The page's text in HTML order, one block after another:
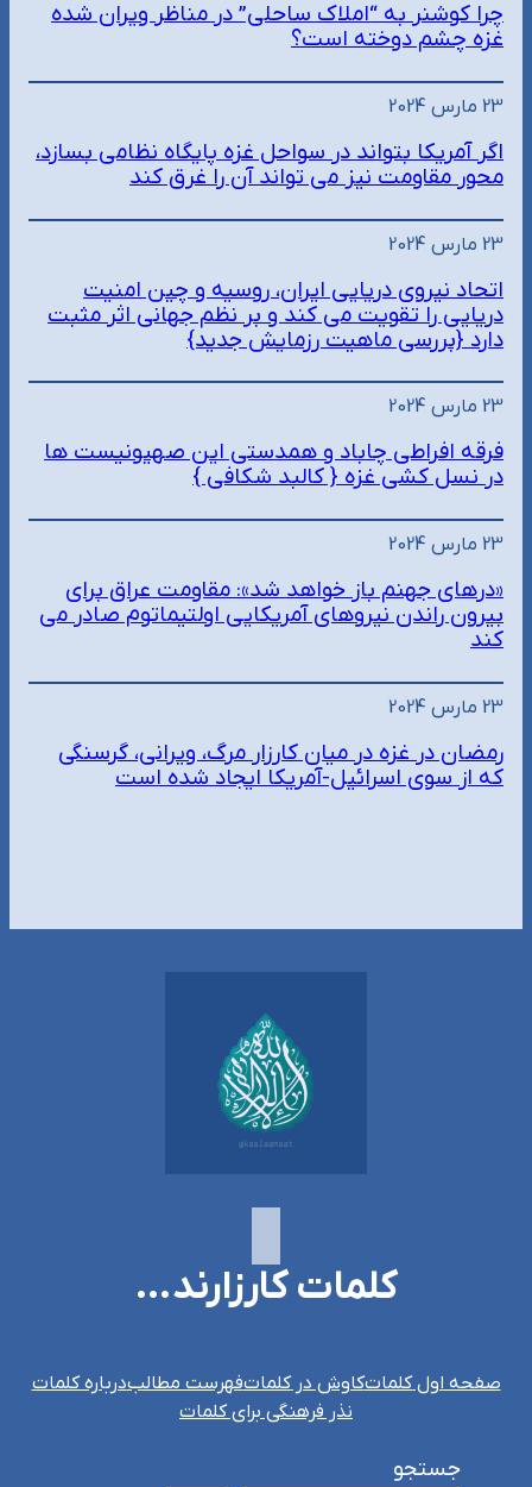
چرا کوشنر به “املاک ساحلی” در مناظر ویران شده
غزه چشم دوخته است؟
23 مارس 2024
اگر آمریکا بتواند در سواحل غزه پایگاه نظامی بسازد،
محور مقاومت نیز می تواند آن را غرق کند
23 مارس 2024
اتحاد نیروی دریایی ایران، روسیه و چین امنیت
دریایی را تقویت می کند و بر نظم جهانی اثر مثبت
دارد {بررسی ماهیت رزمایش جدید}
23 مارس 2024
فرقه افراطی چاباد و همدستی این صهیونیست ها
در نسل کشی غزه { کالبد شکافی }
23 مارس 2024
«درهای جهنم باز خواهد شد»: مقاومت عراق برای
بیرون راندن نیروهای آمریکایی اولتیماتوم صادر می
کند
23 مارس 2024
رمضان در غزه در میان کارزار مرگ، ویرانی، گرسنگی
که از سوی اسرائیل-آمریکا ایجاد شده است
کلمات کارزارند…
صفحه اول کلماتکاوش در کلماتفهرست مطالبدرباره کلمات
نذر فرهنگی برای کلمات
جستجو